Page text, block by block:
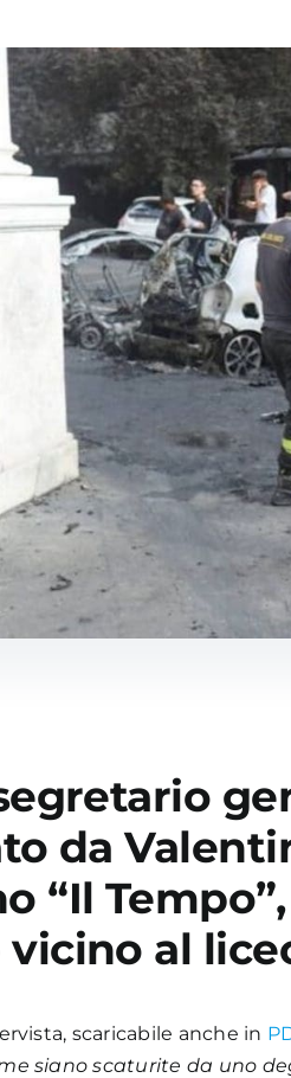
da
“Il
al
scaricabile anche in
siano scaturite da uno